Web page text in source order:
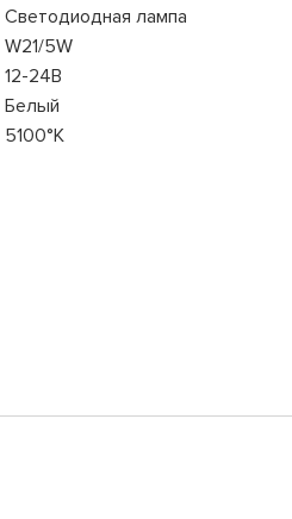
Светодиодная лампа
W21/5W
12-24В
Белый
5100°K